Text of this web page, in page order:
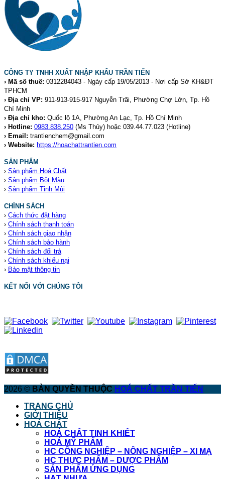
CÔNG TY TNHH XUẤT NHẬP KHẨU TRẦN TIẾN
› Mã số thuế: 0312284043 - Ngày cấp 19/05/2013 - Nơi cấp Sở KH&ĐT
TPHCM
› Địa chỉ VP: 911-913-915-917 Nguyễn Trãi, Phường Chợ Lớn, Tp. Hồ
Chí Minh
› Địa chỉ kho: Quốc lộ 1A, Phường An Lạc, Tp. Hồ Chí Minh
› Hotline: 0983.838.250 (Ms Thủy) hoặc 039.44.77.023 (Hotline)
› Email: trantienchem@gmail.com
› Website: https://hoachattrantien.com
SẢN PHẨM
› Sản phẩm Hoá Chất
› Sản phẩm Bột Màu
› Sản phẩm Tinh Mùi
CHÍNH SÁCH
› Cách thức đặt hàng
› Chính sách thanh toán
› Chính sách giao nhận
› Chính sách bảo hành
› Chính sách đổi trả
› Chính sách khiếu nại
› Bảo mật thông tin
KẾT NỐI VỚI CHÚNG TÔI
2026 © BẢN QUYỀN THUỘC HOÁ CHẤT TRẦN TIẾN
TRANG CHỦ
GIỚI THIỆU
HOÁ CHẤT
HOÁ CHẤT TINH KHIẾT
HOÁ MỸ PHẨM
HC CÔNG NGHIỆP – NÔNG NGHIỆP – XI MẠ
HC THỰC PHẨM – DƯỢC PHẨM
SẢN PHẨM ỨNG DỤNG